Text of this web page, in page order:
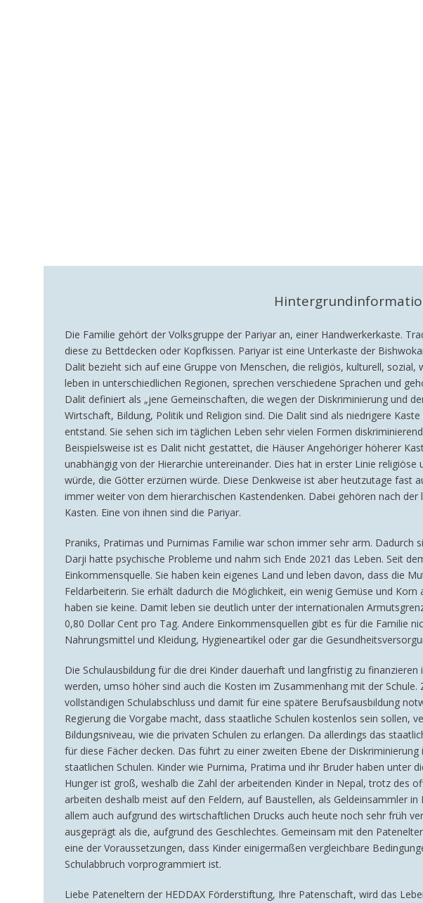
Die Familie gehört der Volksgruppe der Pariyar an, einer Handwerkerkaste.
diese zu Bettdecken oder Kopfkissen. Pariyar ist eine Unterkaste der
Dalit bezieht sich auf eine Gruppe von Menschen, die religiös, kulturell,
leben in unterschiedlichen Regionen, sprechen verschiedene Sprachen und
Dalit definiert als „jene Gemeinschaften, die wegen der Diskriminierung und
Wirtschaft, Bildung, Politik und Religion sind. Die Dalit sind als niedrigere
entstand. Sie sehen sich im täglichen Leben sehr vielen Formen
Beispielsweise ist es Dalit nicht gestattet, die Häuser Angehöriger höherer
unabhängig von der Hierarchie untereinander. Dies hat in erster Linie
würde, die Götter erzürnen würde. Diese Denkweise ist aber heutzutage fast
immer weiter von dem hierarchischen Kastendenken. Dabei gehören nach
Kasten. Eine von ihnen sind die Pariyar.
Praniks, Pratimas und Purnimas Familie war schon immer sehr arm.
Darji hatte psychische Probleme und nahm sich Ende 2021 das Leben. Seit
Einkommensquelle. Sie haben kein eigenes Land und leben davon, dass die
Feldarbeiterin. Sie erhält dadurch die Möglichkeit, ein wenig Gemüse und
haben sie keine. Damit leben sie deutlich unter der internationalen
0,80 Dollar Cent pro Tag. Andere Einkommensquellen gibt es für die Familie
Nahrungsmittel und Kleidung, Hygieneartikel oder gar die
Die Schulausbildung für die drei Kinder dauerhaft und langfristig zu
werden, umso höher sind auch die Kosten im Zusammenhang mit der
vollständigen Schulabschluss und damit für eine spätere Berufsausbildung
Regierung die Vorgabe macht, dass staatliche Schulen kostenlos sein sollen,
Bildungsniveau, wie die privaten Schulen zu erlangen. Da allerdings das
für diese Fächer decken. Das führt zu einer zweiten Ebene der
staatlichen Schulen. Kinder wie Purnima, Pratima und ihr Bruder haben unter
Hunger ist groß, weshalb die Zahl der arbeitenden Kinder in Nepal, trotz des
arbeiten deshalb meist auf den Feldern, auf Baustellen, als Geldeinsammler
allem auch aufgrund des wirtschaftlichen Drucks auch heute noch sehr früh
ausgeprägt als die, aufgrund des Geschlechtes. Gemeinsam mit den
eine der Voraussetzungen, dass Kinder einigermaßen vergleichbare
Schulabbruch vorprogrammiert ist.
Liebe Pateneltern der HEDDAX Förderstiftung, Ihre Patenschaft, wird das